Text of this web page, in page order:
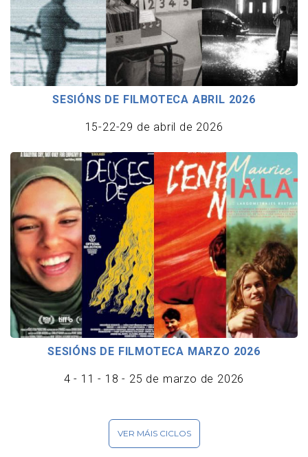
SESIÓNS DE FILMOTECA ABRIL 2026
15-22-29 de abril de 2026
SESIÓNS DE FILMOTECA MARZO 2026
4 - 11 - 18 - 25 de marzo de 2026
VER MÁIS CICLOS